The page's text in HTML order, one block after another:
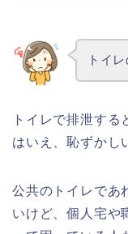
トイ
トイレで排泄する
はいえ、恥ずかし
公共のトイレであ
いけど、個人宅や